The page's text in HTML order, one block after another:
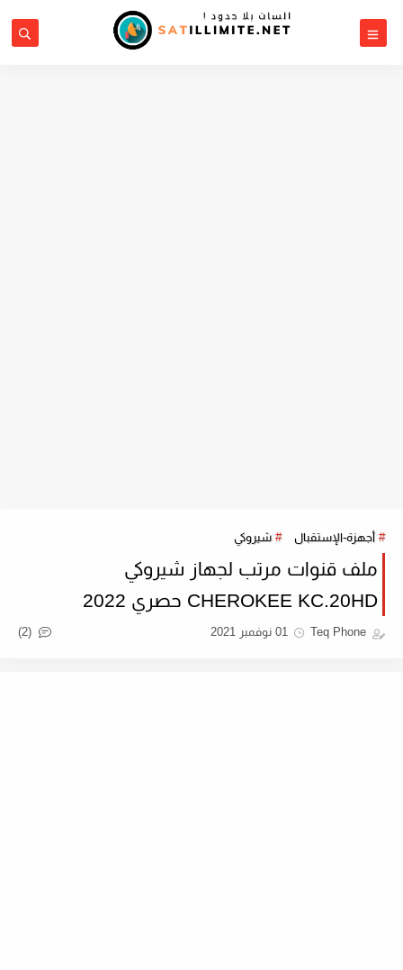
أجهزة-الإستقبال شيروكي
ملف قنوات مرتب لجهاز شيروكي
CHEROKEE KC.20HD حصري 2022
Teq Phone 01 نوفمبر 2021 (2)